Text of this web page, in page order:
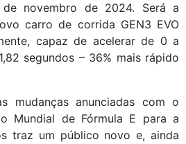
novembro de 2024. Será a
carro de corrida GEN3 EVO
capaz de acelerar de 0 a
segundos – 36% mais rápido
mudanças anunciadas com o
Mundial de Fórmula E para a
traz um público novo e, ainda